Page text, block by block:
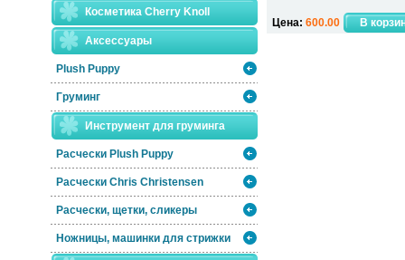
Косметика Сherry Knoll
Аксессуары
Plush Puppy
Груминг
Инструмент для груминга
Расчески Plush Puppy
Расчески Сhris Christensen
Расчески, щетки, сликеры
Ножницы, машинки для стрижки
Цена: 600.00